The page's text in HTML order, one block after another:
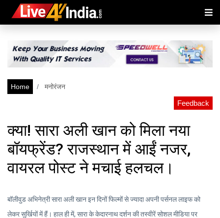
Home मनोरंजन
Feedback
क्या! सारा अली खान को मिला नया
बॉयफ्रेंड? राजस्थान में आईं नजर,
वायरल पोस्ट ने मचाई हलचल।
बॉलीवुड अभिनेत्री सारा अली खान इन दिनों फिल्मों से ज्यादा अपनी पर्सनल लाइफ को
लेकर सुर्खियों में हैं। हाल ही में, सारा के केदारनाथ दर्शन की तस्वीरें सोशल मीडिया पर